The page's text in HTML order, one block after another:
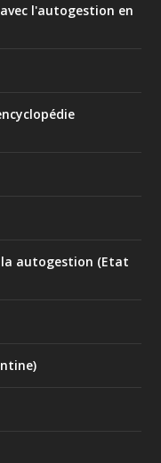
l'autogestion en
autogestion (Etat